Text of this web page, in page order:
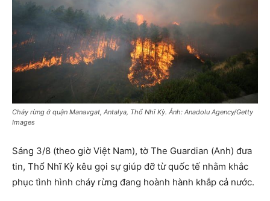
Cháy rừng ở quận Manavgat, Antalya, Thổ Nhĩ Kỳ. Ảnh: Anadolu Agency/Getty
Images
Sáng 3/8 (theo giờ Việt Nam), tờ The Guardian (Anh) đưa
tin, Thổ Nhĩ Kỳ kêu gọi sự giúp đỡ từ quốc tế nhằm khắc
phục tình hình cháy rừng đang hoành hành khắp cả nước.